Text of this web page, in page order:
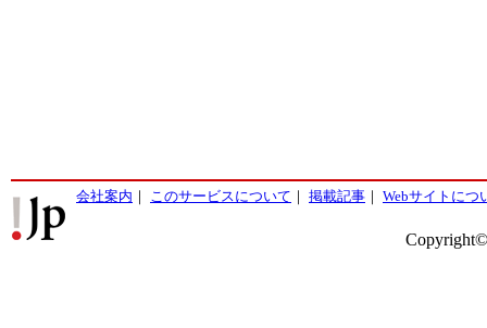
会社案内 ｜ このサービスについて ｜ 掲載記事 ｜ Webサイトにつ